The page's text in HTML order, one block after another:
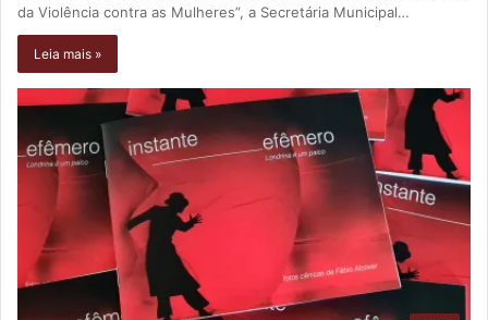
da Violência contra as Mulheres”, a Secretária Municipal…
Leia mais »